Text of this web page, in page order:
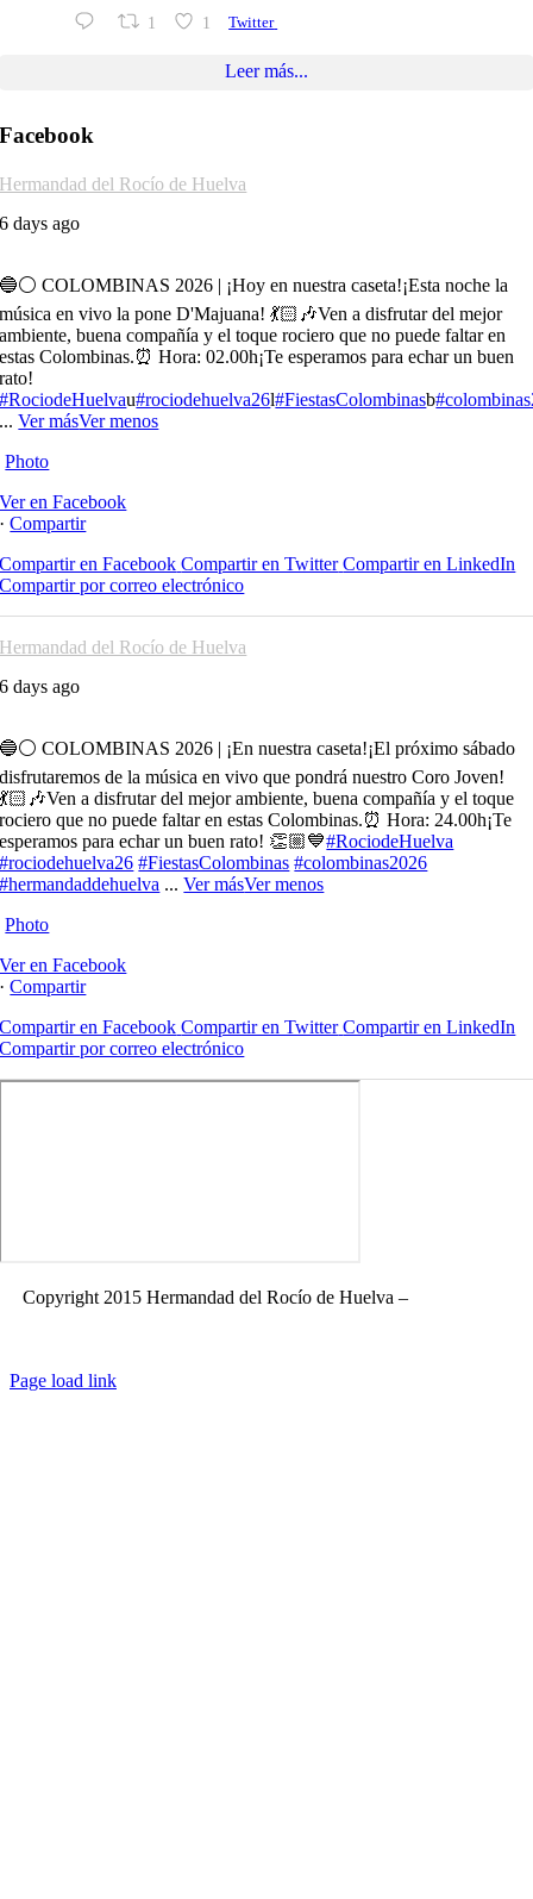
1 1 Twitter
Leer más...
Facebook
Hermandad del Rocío de Huelva
6 days ago
🔵⚪️ COLOMBINAS 2026 | ¡Hoy en nuestra caseta!¡Esta noche la
música en vivo la pone D'Majuana! 💃🏻🎶Ven a disfrutar del mejor
ambiente, buena compañía y el toque rociero que no puede faltar en
estas Colombinas.⏰ Hora: 02.00h¡Te esperamos para echar un buen
rato!
#RociodeHuelvau#rociodehuelva26l#FiestasColombinasb
...Ver másVer menos
Photo
Ver en Facebook
· Compartir
Compartir en Facebook Compartir en Twitter Compartir en LinkedIn
Compartir por correo electrónico
Hermandad del Rocío de Huelva
6 days ago
🔵⚪️ COLOMBINAS 2026 | ¡En nuestra caseta!¡El próximo sábado
disfrutaremos de la música en vivo que pondrá nuestro Coro Joven!
💃🏻🎶Ven a disfrutar del mejor ambiente, buena compañía y el toque
rociero que no puede faltar en estas Colombinas.⏰ Hora: 24.00h¡Te
esperamos para echar un buen rato! 👏🏼💙#RociodeHuelva
#rociodehuelva26 #FiestasColombinas #colombinas2026
#hermandaddehuelva ...Ver másVer menos
Photo
Ver en Facebook
· Compartir
Compartir en Facebook Compartir en Twitter Compartir en LinkedIn
Compartir por correo electrónico
Copyright 2015 Hermandad del Rocío de Huelva –
Page load link